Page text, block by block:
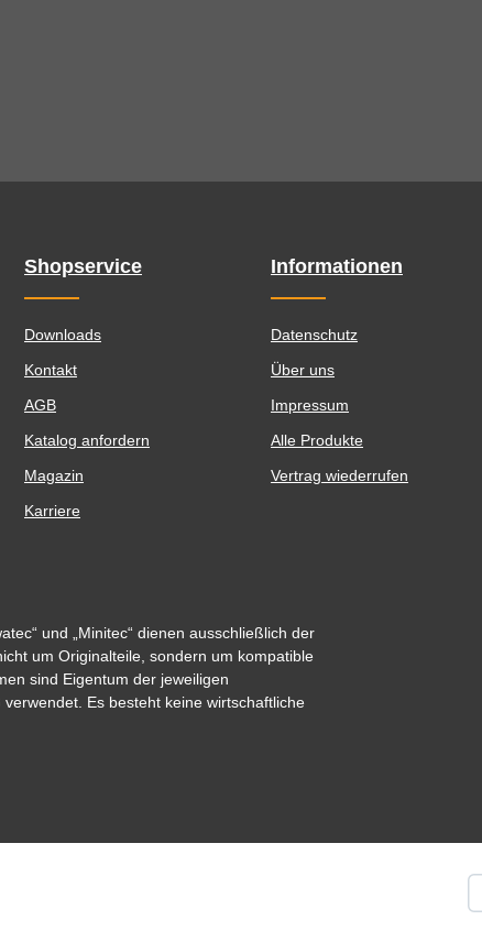
Shopservice
Downloads
Kontakt
AGB
Katalog anfordern
Magazin
Karriere
Informationen
Datenschutz
Über uns
Impressum
Alle Produkte
Vertrag wiederrufen
und „Minitec“ dienen ausschließlich der
um Originalteile, sondern um kompatible
sind Eigentum der jeweiligen
Es besteht keine wirtschaftliche